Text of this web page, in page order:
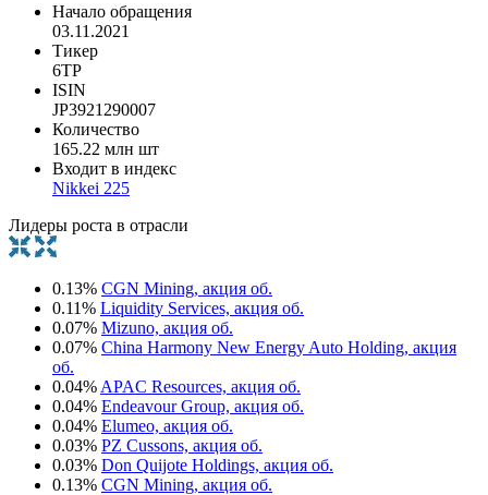
Начало обращения
03.11.2021
Тикер
6TP
ISIN
JP3921290007
Количество
165.22 млн шт
Входит в индекс
Nikkei 225
Лидеры роста в отрасли
0.13% CGN Mining, акция об.
0.11% Liquidity Services, акция об.
0.07% Mizuno, акция об.
0.07% China Harmony New Energy Auto Holding, акция
об.
0.04% APAC Resources, акция об.
0.04% Endeavour Group, акция об.
0.04% Elumeo, акция об.
0.03% PZ Cussons, акция об.
0.03% Don Quijote Holdings, акция об.
0.13% CGN Mining, акция об.